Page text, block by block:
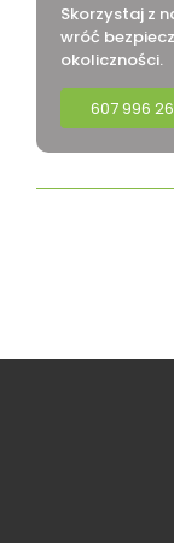
Skorzystaj z
wróć
okoliczności.
607 996